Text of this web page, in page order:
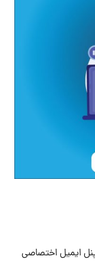
ایمیل اختصاصی